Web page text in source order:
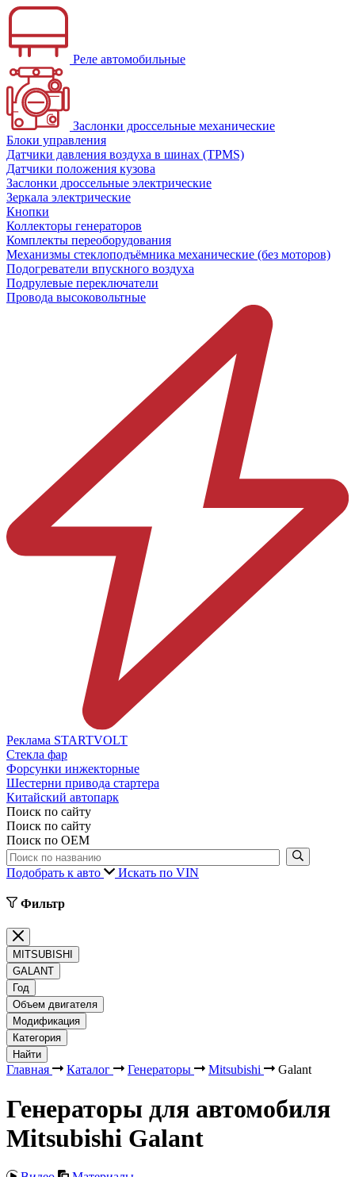
Реле автомобильные
Заслонки дроссельные механические
Блоки управления
Датчики давления воздуха в шинах (TPMS)
Датчики положения кузова
Заслонки дроссельные электрические
Зеркала электрические
Кнопки
Коллекторы генераторов
Комплекты переоборудования
Механизмы стеклоподъёмника механические (без моторов)
Подогреватели впускного воздуха
Подрулевые переключатели
Провода высоковольтные
Реклама STARTVOLT
Стекла фар
Форсунки инжекторные
Шестерни привода стартера
Китайский автопарк
Поиск по сайту
Поиск по сайту
Поиск по ОЕМ
Подобрать к авто Искать по VIN
Фильтр
MITSUBISHI
GALANT
Год
Объем двигателя
Модификация
Категория
Найти
Главная Каталог Генераторы Mitsubishi Galant
Генераторы для автомобиля
Mitsubishi Galant